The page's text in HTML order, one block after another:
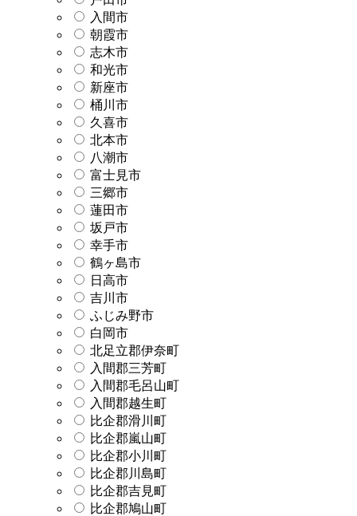
入間市
朝霞市
志木市
和光市
新座市
桶川市
久喜市
北本市
八潮市
富士見市
三郷市
蓮田市
坂戸市
幸手市
鶴ヶ島市
日高市
吉川市
ふじみ野市
白岡市
北足立郡伊奈町
入間郡三芳町
入間郡毛呂山町
入間郡越生町
比企郡滑川町
比企郡嵐山町
比企郡小川町
比企郡川島町
比企郡吉見町
比企郡鳩山町